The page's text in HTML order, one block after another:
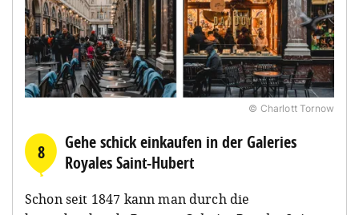
© Charlott Tornow
8
Gehe schick einkaufen in der Galeries
Royales Saint-Hubert
Schon seit 1847 kann man durch die